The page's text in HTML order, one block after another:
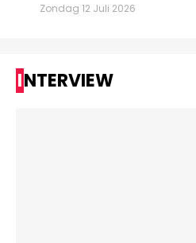
Zondag 12 Juli 2026
INTERVIEW